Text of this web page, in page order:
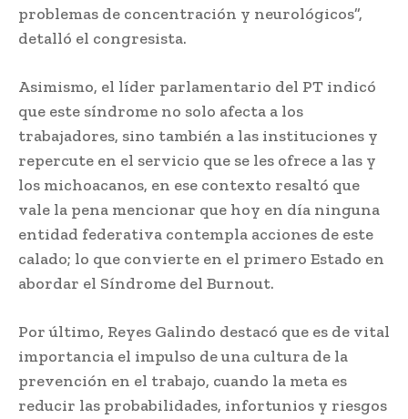
problemas de concentración y neurológicos”,
detalló el congresista.
Asimismo, el líder parlamentario del PT indicó
que este síndrome no solo afecta a los
trabajadores, sino también a las instituciones y
repercute en el servicio que se les ofrece a las y
los michoacanos, en ese contexto resaltó que
vale la pena mencionar que hoy en día ninguna
entidad federativa contempla acciones de este
calado; lo que convierte en el primero Estado en
abordar el Síndrome del Burnout.
Por último, Reyes Galindo destacó que es de vital
importancia el impulso de una cultura de la
prevención en el trabajo, cuando la meta es
reducir las probabilidades, infortunios y riesgos